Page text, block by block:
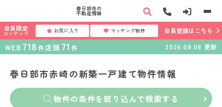
春日部市の
不動産情報
会員限定
コンテンツ お気に入り マッチング物件 会員登録はこちら
WEB 718 件店頭 71 件 2026.08.08 更新
春日部市赤崎の新築一戸建て物件情報
物件の条件を絞り込んで検索する